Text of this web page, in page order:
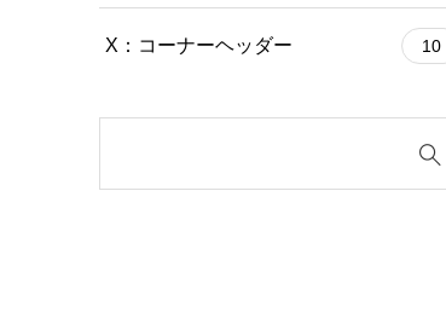
X：コーナーヘッダー 10